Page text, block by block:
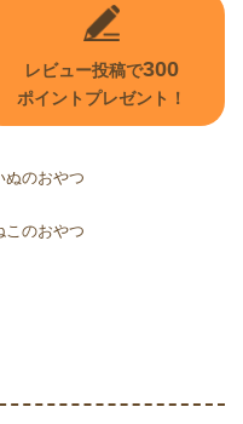
レビュー投稿で300
ポイントプレゼント！
ぬのおやつ
このおやつ